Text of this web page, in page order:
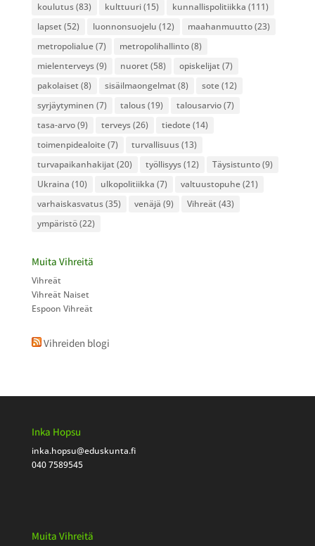
koulutus(83) kulttuuri(15) kunnallispolitiikka (111)
lapset (52) luonnonsuojelu (12) maahanmuutto(23)
metropolialue(7) metropolihallinto(8)
mielenterveys(9) nuoret (58) opiskelijat (7)
pakolaiset (8) sisäilmaongelmat (8) sote(12)
syrjäytyminen (7) talous(19) talousarvio(7)
tasa-arvo(9) terveys(26) tiedote(14)
toimenpidealoite(7) turvallisuus(13)
turvapaikanhakijat (20) työllisyys(12) Täysistunto(9)
Ukraina (10) ulkopolitiikka (7) valtuustopuhe(21)
varhaiskasvatus(35) venäjä (9) Vihreät (43)
ympäristö(22)
Muita Vihreitä
Vihreät
Vihreät Naiset
Espoon Vihreät
Vihreiden blogi
Inka Hopsu
inka.hopsu@eduskunta.fi
040 7589545
Muita Vihreitä